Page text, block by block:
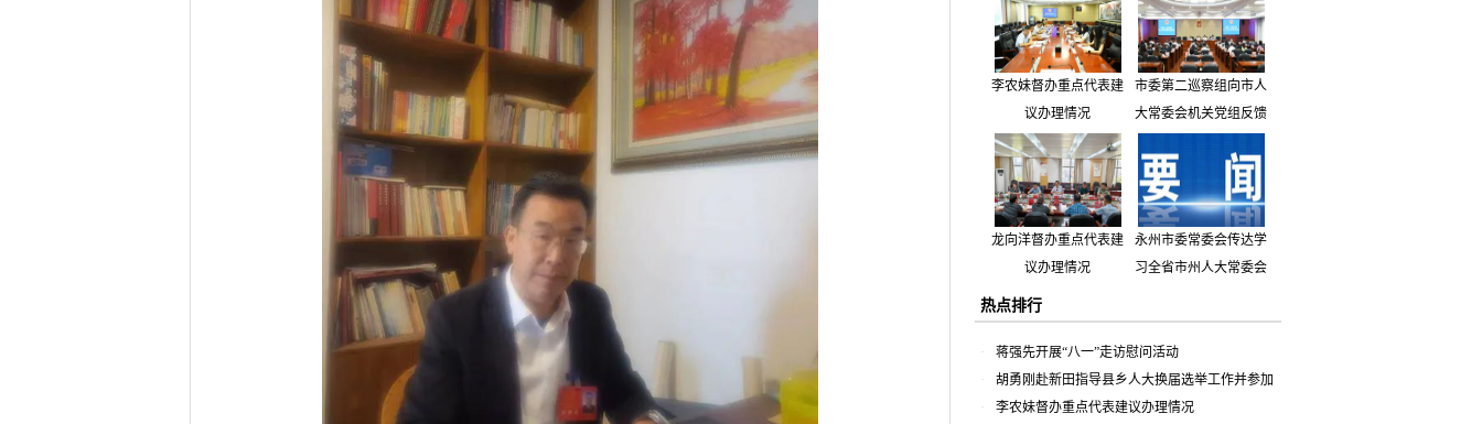
活动
李农妹督办重点代表建
议办理情况
市委第二巡察组向市人
大常委会机关党组反馈
龙向洋督办重点代表建
议办理情况
永州市委常委会传达学
习全省市州人大常委会
关精神 专题听取省人
大常委会执法检查组到
永州开展大气污染防治
相关法律法规执法检查
热点排行
蒋强先开展“八一”走访慰问活动
胡勇刚赴新田指导县乡人大换届选举工作并参加
市人大代表小组主题活动
李农妹督办重点代表建议办理情况